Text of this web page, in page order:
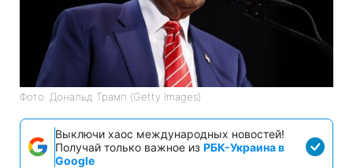
Фото: Дональд Трамп (Getty Images)
Выключи хаос международных новостей!
Получай только важное из РБК-Украина в
Google